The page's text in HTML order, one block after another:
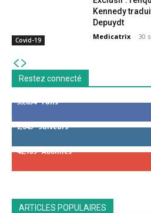
Covid-19
Kennedy
Depuydt
Medicatrix - 30
Restez connecté
53,654
Fans
2,043 Suiveurs
42,789 Abonnés
ARTICLES POPULAIRES